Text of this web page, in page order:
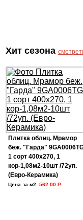
Хит сезона
Плитка облиц. Мрамор
беж. "Гарда"
1 сорт 400х270, 1
кор-1,08м2-10шт /72уп.
(Евро-Керамика)
Цена за м2: 562.00 Р